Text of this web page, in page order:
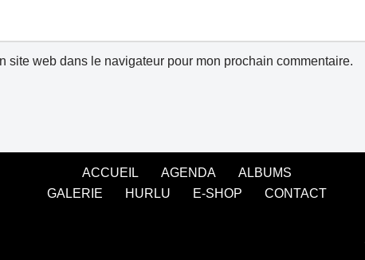
site web dans le navigateur pour mon prochain commentaire.
ACCUEIL AGENDA
ALBUMS
GALERIE
HURLU E-SHOP CONTACT